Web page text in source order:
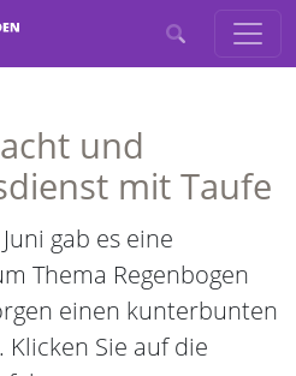
und
mit Taufe
gab es eine
Thema Regenbogen
einen kunterbunten
Sie auf die